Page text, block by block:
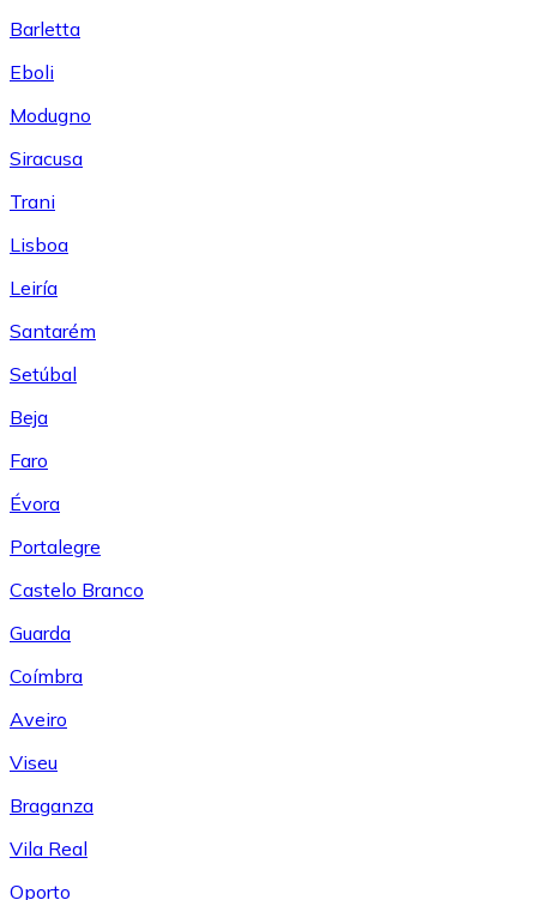
Barletta
Eboli
Modugno
Siracusa
Trani
Lisboa
Leiría
Santarém
Setúbal
Beja
Faro
Évora
Portalegre
Castelo Branco
Guarda
Coímbra
Aveiro
Viseu
Braganza
Vila Real
Oporto